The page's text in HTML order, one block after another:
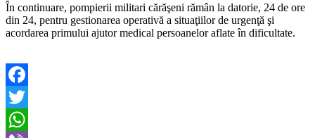
În continuare, pompierii militari cărăşeni rămân la datorie, 24 de ore
din 24, pentru gestionarea operativă a situaţiilor de urgenţă şi
acordarea primului ajutor medical persoanelor aflate în dificultate.
Facebook
Twitter